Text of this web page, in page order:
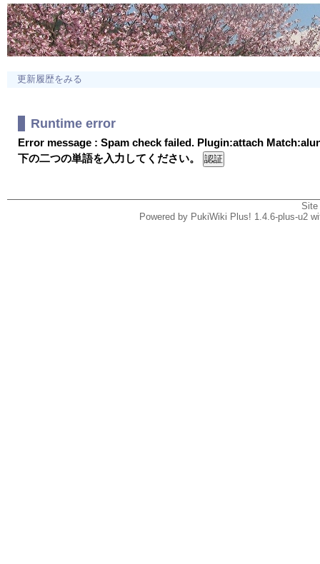
更新履歴をみる
Runtime error
Error message : Spam check failed. Plugin:attach
下の二つの単語を入力してください。
Powered by PukiWiki Plus! 1.4.6-plus-u2